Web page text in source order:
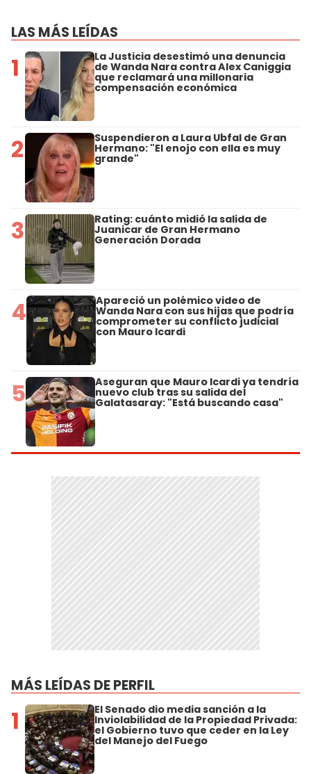
LAS MÁS LEÍDAS
1 La Justicia desestimó una denuncia
de Wanda Nara contra Alex Caniggia
que reclamará una millonaria
compensación económica
2 Suspendieron a Laura Ubfal de Gran
Hermano: "El enojo con ella es muy
grande"
3 Rating: cuánto midió la salida de
Juanicar de Gran Hermano
Generación Dorada
4 Apareció un polémico video de
Wanda Nara con sus hijas que podría
comprometer su conflicto judicial
con Mauro Icardi
5 Aseguran que Mauro Icardi ya tendría
nuevo club tras su salida del
Galatasaray: "Está buscando casa"
MÁS LEÍDAS DE PERFIL
1 El Senado dio media sanción a la
Inviolabilidad de la Propiedad Privada:
el Gobierno tuvo que ceder en la Ley
del Manejo del Fuego